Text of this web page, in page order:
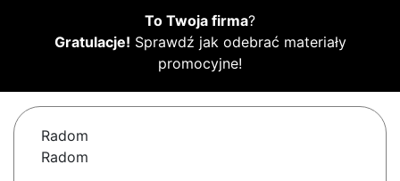
To Twoja firma?
Gratulacje! Sprawdź jak odebrać materiały
promocyjne!
Radom
Radom